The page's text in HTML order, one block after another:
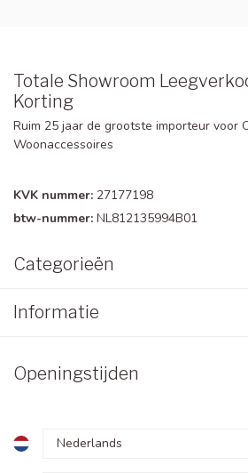
Totale Showroom
Korting
Ruim 25 jaar de grootste importeur voor
Woonaccessoires
KVK nummer: 27177198
btw-nummer: NL812135994B01
Categorieën
Informatie
Openingstijden